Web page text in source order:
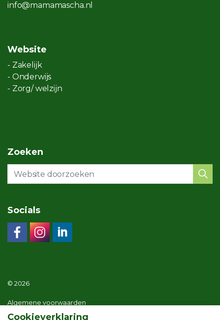
info@mamamascha.nl
Website
- Zakelijk
- Onderwijs
- Zorg/ welzijn
Zoeken
Socials
© 2026
Algemene voorwaarden
Cookieverklaring